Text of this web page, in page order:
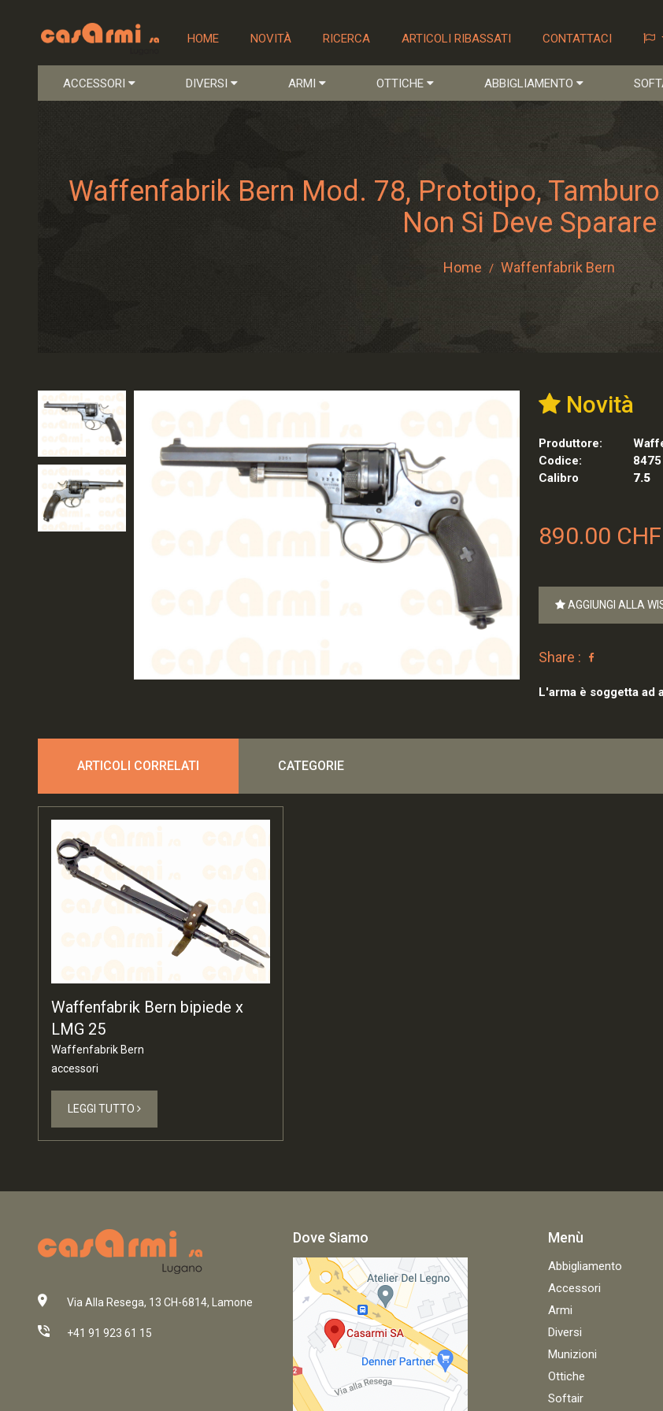
HOME NOVITÀ RICERCA ARTICOLI RIBASSATI CONTATTACI
ACCESSORI DIVERSI ARMI OTTICHE ABBIGLIAMENTO
Waffenfabrik Bern Mod. 78, Prototipo,
Non Si Deve Sparare
Home / Waffenfabrik Bern
Novità
Produttore:
Codice:
8475
Calibro
7.5
890.00 CHF
AGGIUNGI ALLA
Share :
L'arma è soggetta ad
ARTICOLI CORRELATI CATEGORIE
Waffenfabrik Bern bipiede x
LMG 25
Waffenfabrik Bern
accessori
LEGGI TUTTO
Via Alla Resega, 13 CH-6814, Lamone
+41 91 923 61 15
Dove Siamo Menù
Abbigliamento
Accessori
Armi
Diversi
Munizioni
Ottiche
Softair